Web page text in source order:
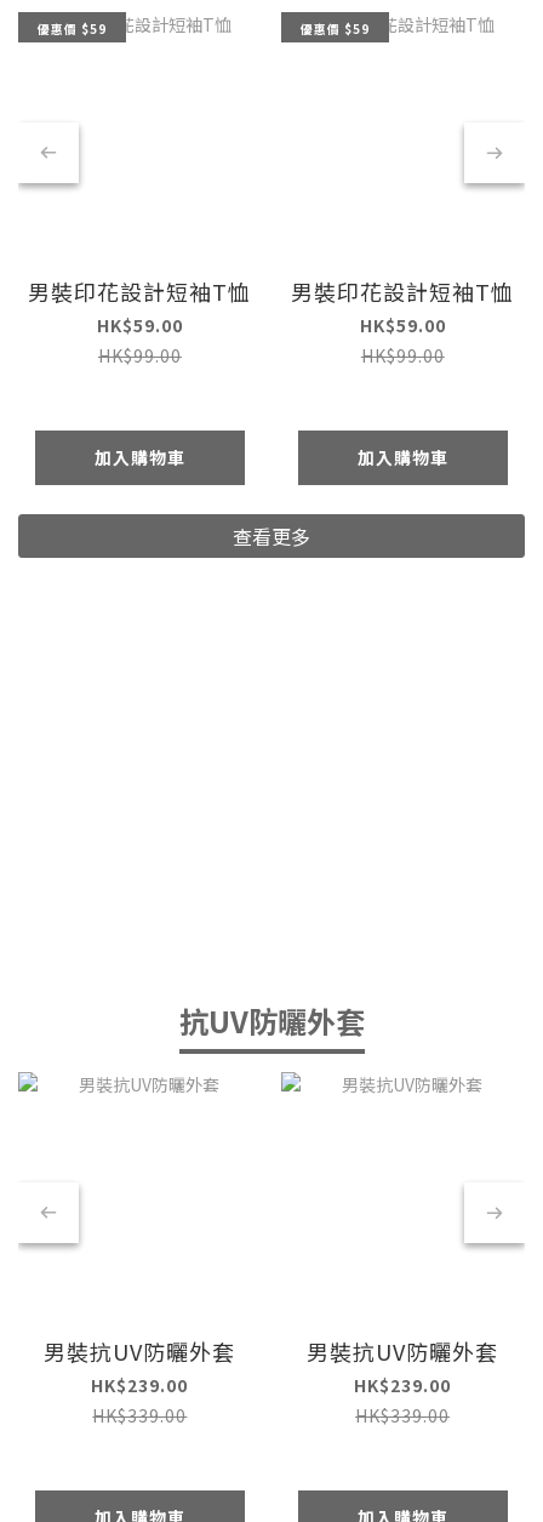
優惠價 $59
男裝印花設計短袖T恤
HK$59.00
HK$99.00
加入購物車
優惠價 $59
男裝印花設計短袖T恤
HK$59.00
HK$99.00
加入購物車
查看更多
抗UV防曬外套
男裝抗UV防曬外套
HK$239.00
HK$339.00
加入購物車
男裝抗UV防曬外套
HK$239.00
HK$339.00
加入購物車